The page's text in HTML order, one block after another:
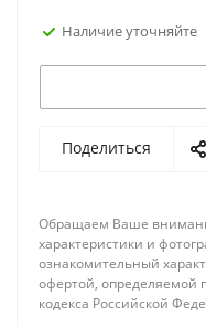
Наличие уточняйте
Поделиться
Обращаем Ваше
характеристики и
ознакомительный
офертой, определяемой
кодекса Российской